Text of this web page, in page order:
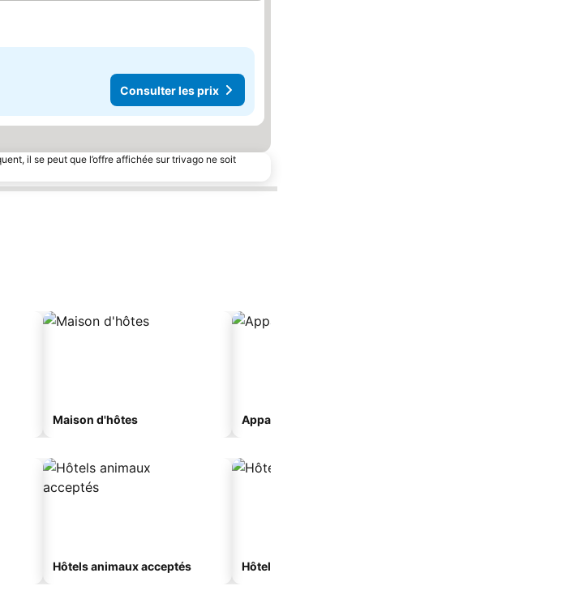
Consulter les prix
il se peut que l’offre affichée sur trivago ne soit
Maison d'hôtes Appart’hôtel
Hôtels animaux acceptés Hôtels spa